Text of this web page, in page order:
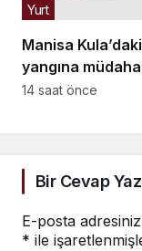
Manisa Kula’daki
yangına
sürüyor… Hava
Yurt
14 saat önce
Bir Cevap Yaz
E-posta
* ile